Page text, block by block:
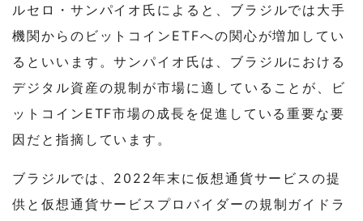
ルセロ・サンパイオ氏によると、ブラジルでは大手
機関からのビットコインETFへの関心が増加してい
るといいます。サンパイオ氏は、ブラジルにおける
デジタル資産の規制が市場に適していることが、ビ
ットコインETF市場の成長を促進している重要な要
因だと指摘しています。
ブラジルでは、2022年末に仮想通貨サービスの提
供と仮想通貨サービスプロバイダーの規制ガイドラ